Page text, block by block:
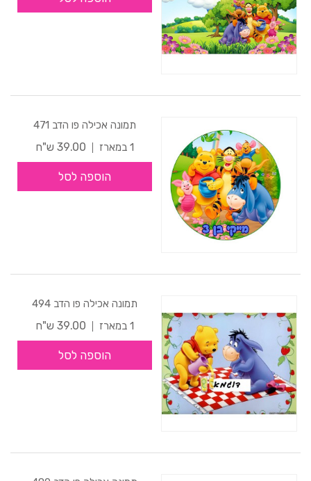
תמונה אכילה פו הדב 471
1 במארז
39.00 ש"ח
הוספה לסל
תמונה אכילה פו הדב 494
1 במארז
39.00 ש"ח
הוספה לסל